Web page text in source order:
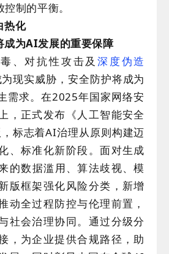
制的平衡。
热化
成为AI发展的重要保障
、对抗性攻击及深度伪造
为现实威胁，安全防护将成为
需求。在2025年国家网络安
，正式发布《人工智能安全
标志着AI治理从原则构建迈
、标准化新阶段。面对生成
的数据滥用、算法歧视、模
版框架强化风险分类，新增
动全过程防控与伦理前置，
社会治理协同。通过分级分
，为企业提供合规路径，助